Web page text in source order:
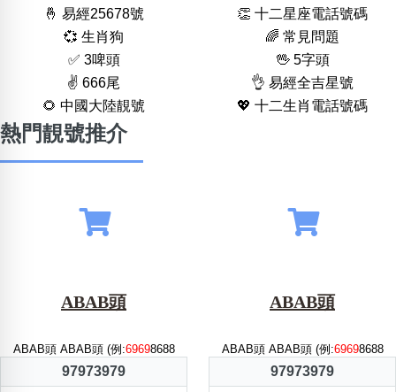
🤞 易經25678號
👏 十二星座電話號碼
💞 生肖狗
🌈 常見問題
✅ 3啤頭
🖖 5字頭
✌️ 666尾
👌 易經全吉星號
🌻 中國大陸靚號
💖 十二生肖電話號碼
熱門靚號推介
ABAB頭
ABAB頭 ABAB頭 (例:69698688
97973979
ABAB頭
ABAB頭 ABAB頭 (例:69698688
97973979